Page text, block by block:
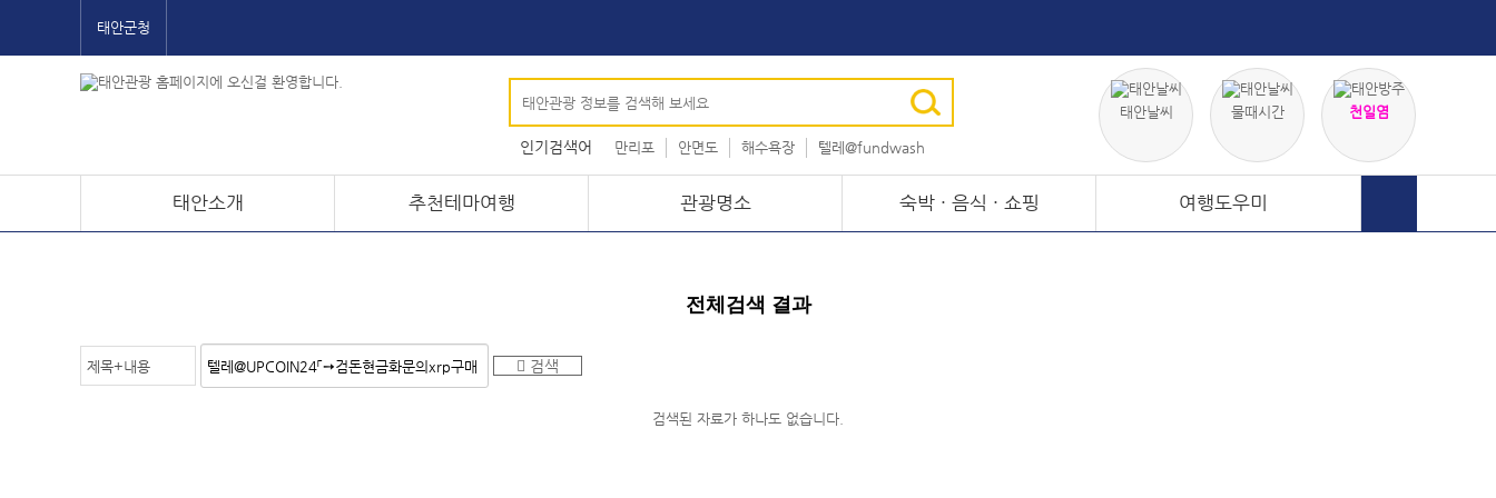
태안군청
인기검색어 만리포 안면도 해수욕장
텔레@fundwash
태안날씨 물때시간 천일염
태안소개 추천테마여행 관광명소 숙박 · 음식 · 쇼핑 여행도우미
전체검색 결과
검색
검색된 자료가 하나도 없습니다.